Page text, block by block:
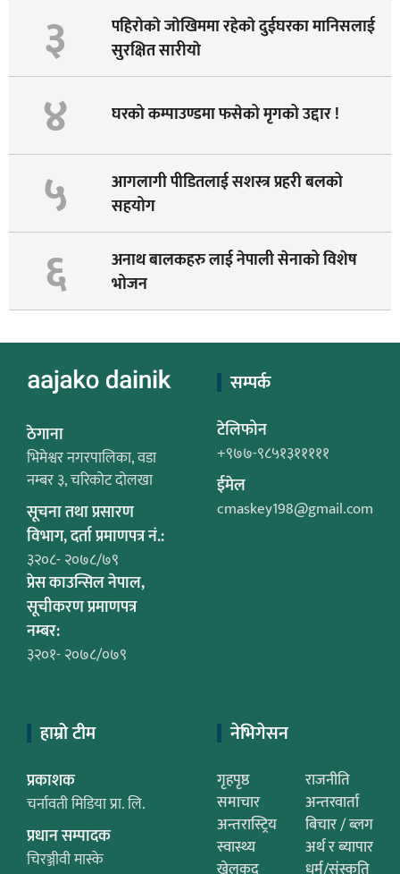
३
पहिराेकाे जाेखिममा रहेकाे दुईघरका मानिसलाई
सुरक्षित सारीयाे
४ घरको कम्पाउण्डमा फसेको मृगको उद्दार !
५
आगलागी पीडितलाई सशस्त्र प्रहरी बलको
सहयोग
६
अनाथ बालकहरु लाई नेपाली सेनाको विशेष
भोजन
ठेगाना
भिमेश्वर नगरपालिका, वडा
नम्बर ३, चरिकोट दोलखा
सूचना तथा प्रसारण
विभाग, दर्ता प्रमाणपत्र नं.:
३२०८- २०७८/७९
प्रेस काउन्सिल नेपाल,
सूचीकरण प्रमाणपत्र
नम्बर:
३२०१- २०७८/०७९
सम्पर्क
टेलिफोन
+९७७-९८५१३१११११
ईमेल
cmaskey198@gmail.com
हाम्रो टीम
प्रकाशक
चर्नावती मिडिया प्रा. लि.
प्रधान सम्पादक
चिरञ्जीवी मास्के
नेभिगेसन
गृहपृष्ठ
राजनीति
समाचार
अन्तरवार्ता
अन्तरास्ट्रिय
बिचार / ब्लग
स्वास्थ्य
अर्थ र ब्यापार